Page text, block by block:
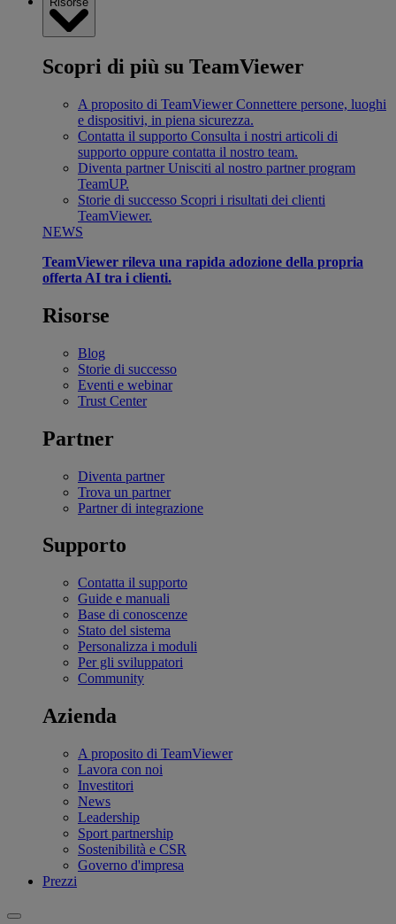
Scopri di più su TeamViewer
A proposito di TeamViewer Connettere persone, luoghi
e dispositivi, in piena sicurezza.
Contatta il supporto Consulta i nostri articoli di
supporto oppure contatta il nostro team.
Diventa partner Unisciti al nostro partner program
TeamUP.
Storie di successo Scopri i risultati dei clienti
TeamViewer.
NEWS
TeamViewer rileva una rapida adozione della propria
offerta AI tra i clienti.
Risorse
Blog
Storie di successo
Eventi e webinar
Trust Center
Partner
Diventa partner
Trova un partner
Partner di integrazione
Supporto
Contatta il supporto
Guide e manuali
Base di conoscenze
Stato del sistema
Personalizza i moduli
Per gli sviluppatori
Community
Azienda
A proposito di TeamViewer
Lavora con noi
Investitori
News
Leadership
Sport partnership
Sostenibilità e CSR
Governo d'impresa
Prezzi